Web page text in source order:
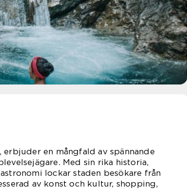
en mångfald av spännande
Med sin rika historia,
lockar staden besökare från
av konst och kultur, shopping,